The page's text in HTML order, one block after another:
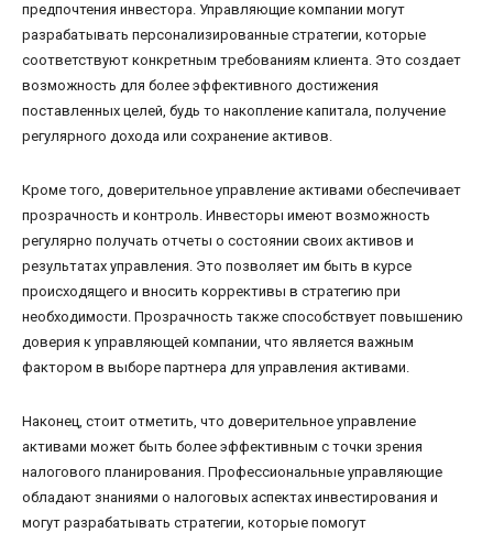
предпочтения инвестора. Управляющие компании могут
разрабатывать персонализированные стратегии, которые
соответствуют конкретным требованиям клиента. Это создает
возможность для более эффективного достижения
поставленных целей, будь то накопление капитала, получение
регулярного дохода или сохранение активов.
Кроме того, доверительное управление активами обеспечивает
прозрачность и контроль. Инвесторы имеют возможность
регулярно получать отчеты о состоянии своих активов и
результатах управления. Это позволяет им быть в курсе
происходящего и вносить коррективы в стратегию при
необходимости. Прозрачность также способствует повышению
доверия к управляющей компании, что является важным
фактором в выборе партнера для управления активами.
Наконец, стоит отметить, что доверительное управление
активами может быть более эффективным с точки зрения
налогового планирования. Профессиональные управляющие
обладают знаниями о налоговых аспектах инвестирования и
могут разрабатывать стратегии, которые помогут